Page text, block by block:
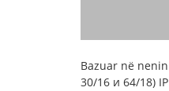
Bazuar në
30/16 и 64/18)